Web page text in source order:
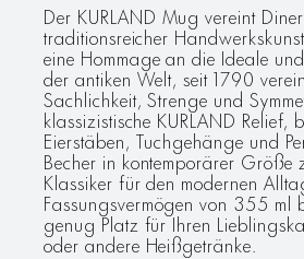
Der KURLAND Mug vereint
traditionsreicher
eine Hommage an die Ideale
der antiken Welt, seit 1790
Sachlichkeit, Strenge und
klassizistische KURLAND Relief,
Eierstäben, Tuchgehänge und
Becher in kontemporärer Größe
Klassiker für den modernen
Fassungsvermögen von 355 ml
genug Platz für Ihren
oder andere Heißgetränke.